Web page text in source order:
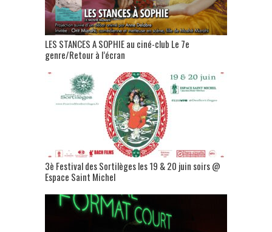
LES STANCES A SOPHIE au ciné-club Le 7e
genre/Retour à l’écran
3è Festival des Sortilèges les 19 & 20 juin soirs @
Espace Saint Michel